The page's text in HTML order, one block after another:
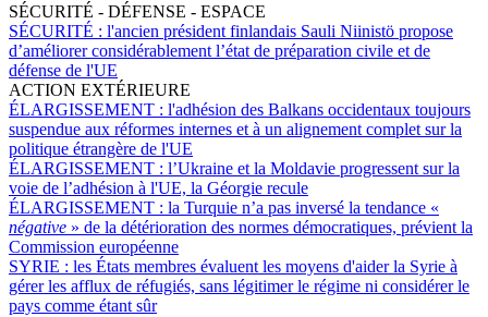
SÉCURITÉ - DÉFENSE - ESPACE
SÉCURITÉ : l'ancien président finlandais Sauli Niinistö propose
d’améliorer considérablement l’état de préparation civile et de
défense de l'UE
ACTION EXTÉRIEURE
ÉLARGISSEMENT : l'adhésion des Balkans occidentaux toujours
suspendue aux réformes internes et à un alignement complet sur la
politique étrangère de l'UE
ÉLARGISSEMENT : l’Ukraine et la Moldavie progressent sur la
voie de l’adhésion à l'UE, la Géorgie recule
ÉLARGISSEMENT : la Turquie n’a pas inversé la tendance «
négative » de la détérioration des normes démocratiques, prévient la
Commission européenne
SYRIE : les États membres évaluent les moyens d'aider la Syrie à
gérer les afflux de réfugiés, sans légitimer le régime ni considérer le
pays comme étant sûr